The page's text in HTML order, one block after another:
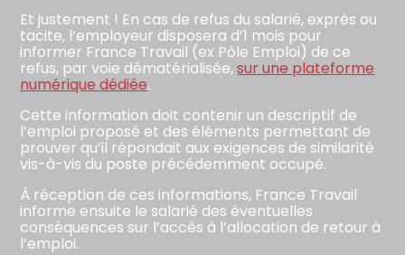
Et justement ! En cas de refus du salarié, exprès ou
tacite, l’employeur disposera d’1 mois pour
informer France Travail (ex Pôle Emploi) de ce
refus, par voie dématérialisée,sur une plateforme
numérique dédiée.
Cette information doit contenir un descriptif de
l’emploi proposé et des éléments permettant de
prouver qu’il répondait aux exigences de similarité
vis-à-vis du poste précédemment occupé.
À réception de ces informations, France Travail
informe ensuite le salarié des éventuelles
conséquences sur l’accès à l’allocation de retour à
l’emploi.